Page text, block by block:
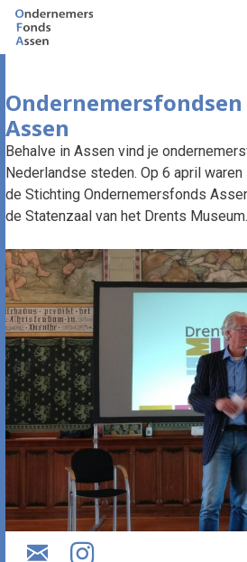
naar
de
Assen
Behalve in Assen vind je
Nederlandse steden. Op 6 april
de Stichting Ondernemersfonds
de Statenzaal van het Drents Museum.